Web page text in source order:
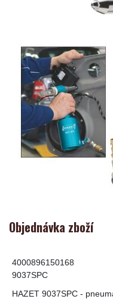
Objednávka zboží
4000896150168
9037SPC
HAZET 9037SPC -